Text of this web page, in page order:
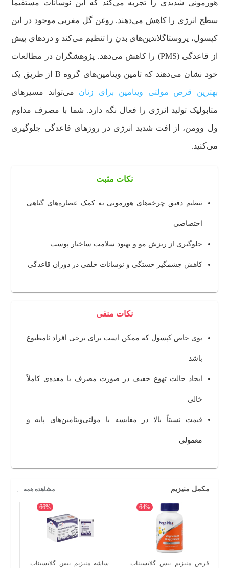
هورمونی شدیدی را تجربه می‌کند که این نوسانات مستقیماً
سطح انرژی را کاهش می‌دهند. روغن گل مغربی موجود در این
کپسول، پروستاگلاندین‌های بدن را تنظیم می‌کند و دردهای پیش
از قاعدگی (PMS) را کاهش می‌دهد. پژوهشگران در مطالعات
خود نشان می‌دهند که تامین ویتامین‌های گروه B از طریق یک
بهترین قرص مولتی ویتامین برای زنان می‌تواند مسیرهای
متابولیک تولید انرژی را فعال نگه دارد. شما با مصرف مداوم
ول وومن، از افت شدید انرژی در روزهای قاعدگی جلوگیری
می‌کنید.
نکات مثبت
تنظیم دقیق چرخه‌های هورمونی به کمک عصاره‌های گیاهی
اختصاصی
جلوگیری از ریزش مو و بهبود سلامت ساختار پوست
کاهش چشمگیر خستگی و نوسانات خلقی در دوران قاعدگی
نکات منفی
بوی خاص کپسول که ممکن است برای برخی افراد نامطبوع
باشد
ایجاد حالت تهوع خفیف در صورت مصرف با معده‌ی کاملاً
خالی
قیمت نسبتاً بالا در مقایسه با مولتی‌ویتامین‌های پایه و
معمولی
مکمل منیزیم مشاهده همه
64%
قرص منیزیم بیس گلایسینات
66%
ساشه منیزیم بیس گلایسینات